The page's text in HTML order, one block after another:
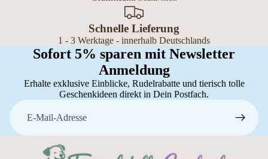
Schnelle Lieferung
1 - 3 Werktage - innerhalb Deutschlands
Sofort 5% sparen mit Newsletter
Anmeldung
Erhalte exklusive Einblicke, Rudelrabatte und tierisch tolle
Geschenkideen direkt in Dein Postfach.
E-Mail